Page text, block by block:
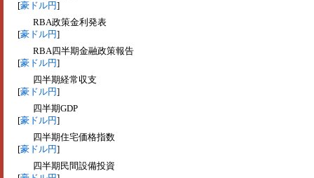
[豪ドル円]
RBA政策金利発表
[豪ドル円]
RBA四半期金融政策報告
[豪ドル円]
四半期経常収支
[豪ドル円]
四半期GDP
[豪ドル円]
四半期住宅価格指数
[豪ドル円]
四半期民間設備投資